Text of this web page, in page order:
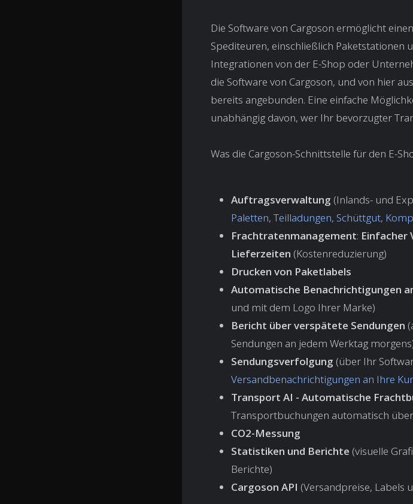
Die Software von Cargoson ermöglicht
Spediteuren, einschließlich Paketstationen
Integrationen von der E-Shop oder
die Software von Cargoson, und von hier
bereits angebunden. Eine einfache
unabhängig davon, wer Ihr bevorzugter
Was die Cargoson-Schnittstelle für den E-
Auftragsverwaltung (Inlands- und
Paletten, Teilladungen, Schüttgut,
Frachtratenmanagement: Einfacher
Lieferzeiten (Kostenreduzierung)
Drucken von Paketlabels
Automatische Benachrichtigungen
und mit dem Logo Ihrer Marke)
Bericht über verspätete Sendungen
Sendungen an jedem Werktag
Sendungsverfolgung (über Ihr
Versandbenachrichtigungen an Ihre
Transport AI - Automatische
Transportbuchungen automatisch
CO2-Messung
Statistiken und Berichte (visuelle
Berichte)
Cargoson API (Versandpreise, Labels